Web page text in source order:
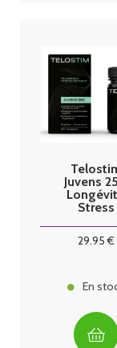
Juvens
Stress
29.95€
En